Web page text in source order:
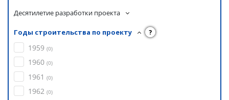
Десятилетие разработки проекта
Годы строительства по проекту ?
1959 (0)
1960 (0)
1961 (0)
1962 (0)